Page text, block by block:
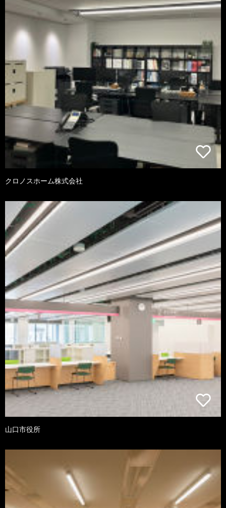
クロノスホーム株式会社
山口市役所